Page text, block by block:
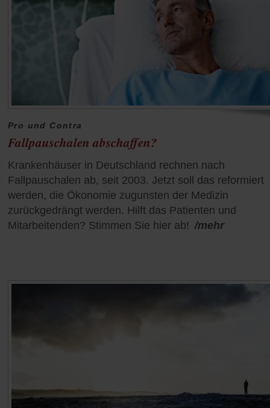
Pro und Contra
Fallpauschalen abschaffen?
Krankenhäuser in Deutschland rechnen nach
Fallpauschalen ab, seit 2003. Jetzt soll das reformiert
werden, die Ökonomie zugunsten der Medizin
zurückgedrängt werden. Hilft das Patienten und
Mitarbeitenden? Stimmen Sie hier ab! /mehr